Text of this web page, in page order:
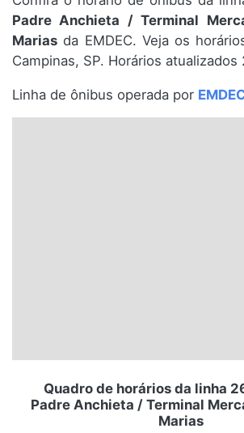
Paraná
Padre Anchieta / Terminal
Marias da EMDEC. Veja os
Campinas, SP. Horários atualizados
Linha de ônibus operada por
Quadro de horários da linha
Padre Anchieta / Terminal
Marias